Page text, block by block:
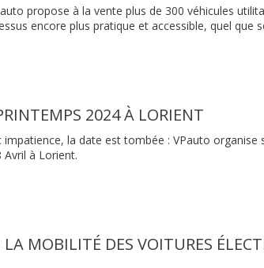
propose à la vente plus de 300 véhicules
encore plus pratique et accessible, quel que
2024 À LORIENT
impatience, la date est tombée : VPauto
à Lorient.
MOBILITÉ DES VOITURES